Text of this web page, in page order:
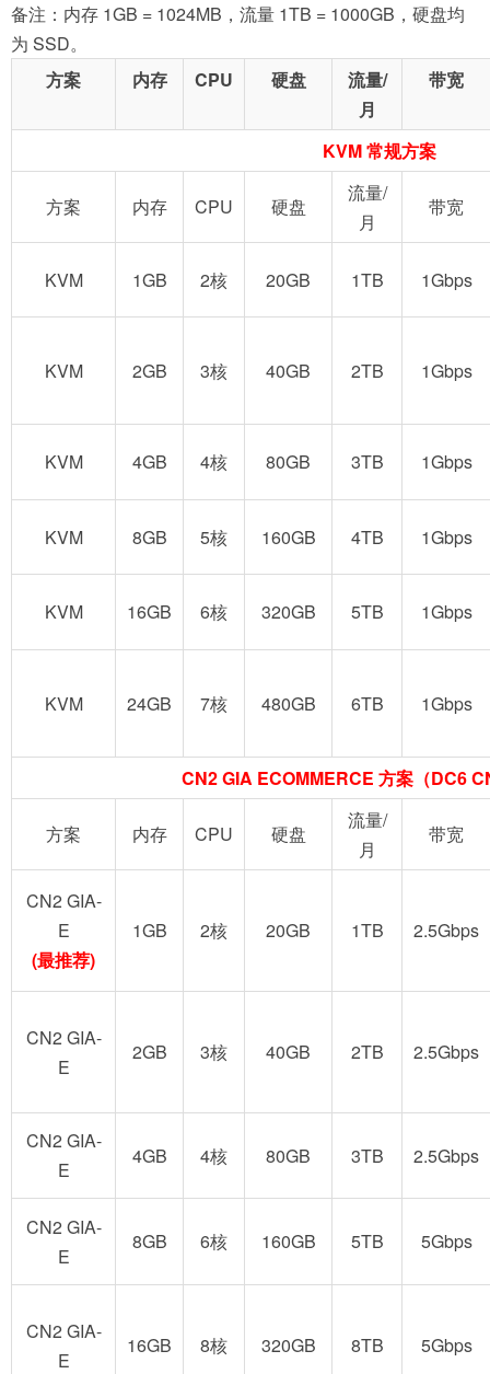
备注：内存 1GB = 1024MB，流量 1TB = 1000GB，硬盘均
为 SSD。
方案
内存 CPU 硬盘
流量/
月
带宽
KVM 常规方案
方案 内存 CPU 硬盘
流量/
月
带宽
KVM 1GB 2核 20GB 1TB 1Gbps
KVM 2GB 3核 40GB 2TB 1Gbps
KVM 4GB 4核 80GB 3TB 1Gbps
KVM 8GB 5核 160GB 4TB 1Gbps
KVM 16GB 6核 320GB 5TB 1Gbps
KVM 24GB 7核 480GB 6TB 1Gbps
CN2 GIA ECOMMERCE 方案（DC6
方案 内存 CPU 硬盘
流量/
月
带宽
CN2 GIA-
E
(最推荐)
1GB 2核 20GB 1TB 2.5Gbps
CN2 GIA-
E
2GB 3核 40GB 2TB 2.5Gbps
CN2 GIA-
E
4GB 4核 80GB 3TB 2.5Gbps
CN2 GIA-
E
8GB 6核 160GB 5TB 5Gbps
CN2 GIA-
E
16GB 8核 320GB 8TB 5Gbps